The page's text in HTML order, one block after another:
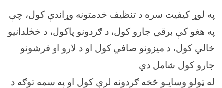
په لوړ کیفیت سره د تنظیف خدمتونه وړاندې کول، چې
په هغو کې برقي جارو کول، د ګردونو پاکول، د خځلدانیو
خالي کول، د میزونو صافي کول او د لارو او فرشونو
جارو کول شامل دي
له ټولو وسایلو څخه ګردونه لرې کول او په سمه توګه د